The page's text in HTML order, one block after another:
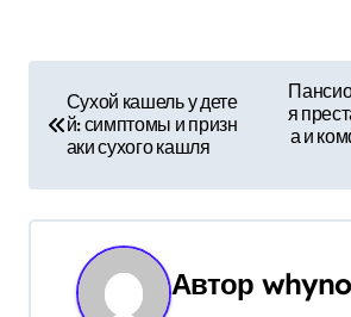
в
и
Сухой кашель у дете
й: симптомы и призн
аки сухого кашля
я
а и
Автор